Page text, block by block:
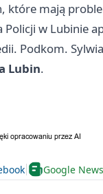
które mają
Policji w Lubinie
Podkom.
Lubin.
Google News